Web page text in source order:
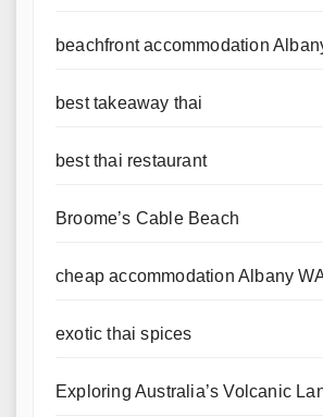
beachfront accommodation
best takeaway thai
best thai restaurant
Broome’s Cable Beach
cheap accommodation Albany
exotic thai spices
Exploring Australia’s Volcanic